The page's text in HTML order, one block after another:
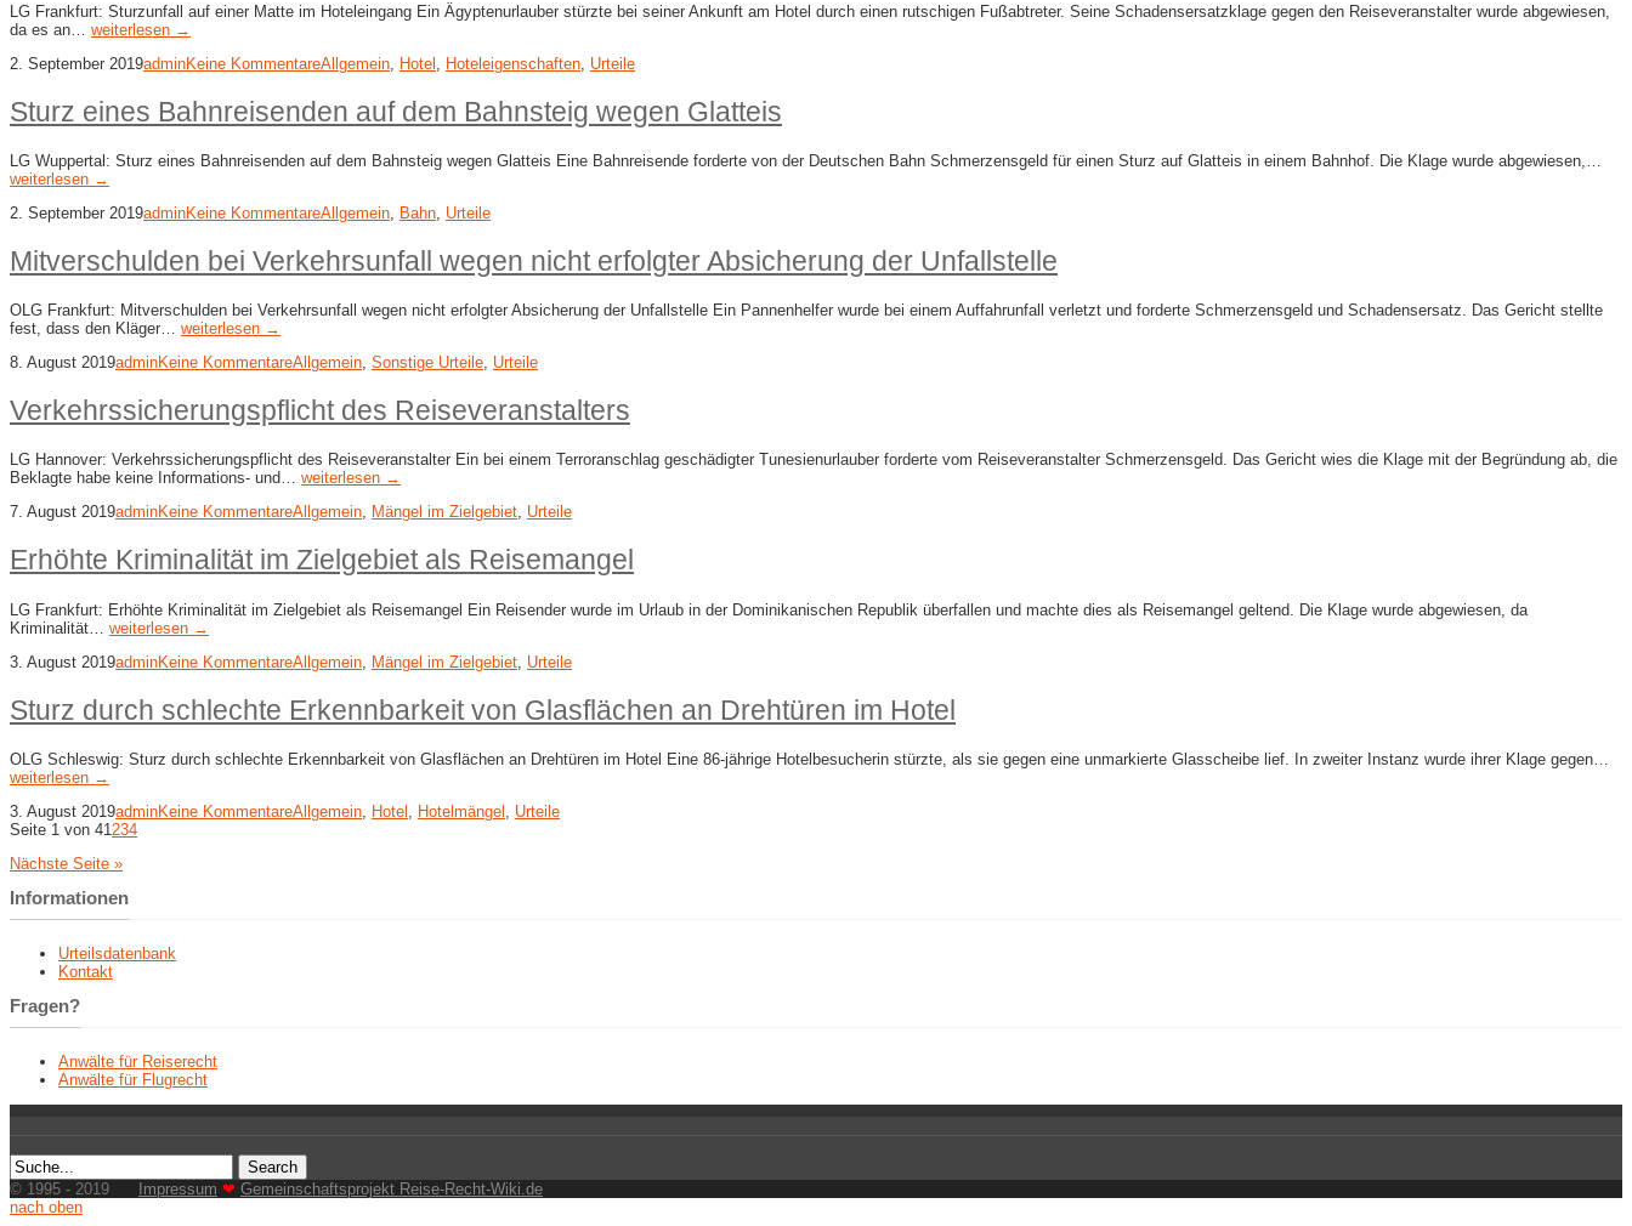
LG Frankfurt: Sturzunfall auf einer Matte im Hoteleingang Ein Ägyptenurlauber stürzte bei seiner Ankunft am Hotel durch einen rutschigen Fußabtreter. Seine Schadensersatzklage gegen den Reiseveranstalter wurde abgewiesen,
da es an… weiterlesen →
2. September 2019adminKeine KommentareAllgemein Hotel Hoteleigenschaften Urteile
Sturz eines Bahnreisenden auf dem Bahnsteig wegen Glatteis
LG Wuppertal: Sturz eines Bahnreisenden auf dem Bahnsteig wegen Glatteis Eine Bahnreisende forderte von der Deutschen Bahn Schmerzensgeld für einen Sturz auf Glatteis in einem Bahnhof. Die Klage wurde abgewiesen,…
weiterlesen →
2. September 2019adminKeine KommentareAllgemein, Bahn, Urteile
Mitverschulden bei Verkehrsunfall wegen nicht erfolgter Absicherung der Unfallstelle
OLG Frankfurt: Mitverschulden bei Verkehrsunfall wegen nicht erfolgter Absicherung der Unfallstelle Ein Pannenhelfer wurde bei einem Auffahrunfall verletzt und forderte Schmerzensgeld und Schadensersatz. Das Gericht stellte
fest, dass den Kläger… weiterlesen →
8. August 2019adminKeine KommentareAllgemein, Sonstige Urteile, Urteile
Verkehrssicherungspflicht des Reiseveranstalters
LG Hannover: Verkehrssicherungspflicht des Reiseveranstalter Ein bei einem Terroranschlag geschädigter Tunesienurlauber forderte vom Reiseveranstalter Schmerzensgeld. Das Gericht wies die Klage mit der Begründung ab, die
Beklagte habe keine Informations- und… weiterlesen →
7. August 2019adminKeine KommentareAllgemein, Mängel im Zielgebiet, Urteile
Erhöhte Kriminalität im Zielgebiet als Reisemangel
LG Frankfurt: Erhöhte Kriminalität im Zielgebiet als Reisemangel Ein Reisender wurde im Urlaub in der Dominikanischen Republik überfallen und machte dies als Reisemangel geltend. Die Klage wurde abgewiesen, da
Kriminalität… weiterlesen →
3. August 2019adminKeine KommentareAllgemein Mängel im Zielgebiet Urteile
Sturz durch schlechte Erkennbarkeit von Glasflächen an Drehtüren im Hotel
OLG Schleswig: Sturz durch schlechte Erkennbarkeit von Glasflächen an Drehtüren im Hotel Eine 86-jährige Hotelbesucherin stürzte, als sie gegen eine unmarkierte Glasscheibe lief. In zweiter Instanz wurde ihrer Klage gegen…
weiterlesen →
3. August 2019adminKeine KommentareAllgemein Hotel Hotelmängel
Urteile
Seite 1 von 41 234
Nächste Seite »
Informationen
Urteilsdatenbank
Kontakt
Fragen?
Anwälte für Reiserecht
Anwälte für Flugrecht
© 1995 - 2019 Impressum ❤ Gemeinschaftsprojekt Reise-Recht-Wiki.de
nach oben